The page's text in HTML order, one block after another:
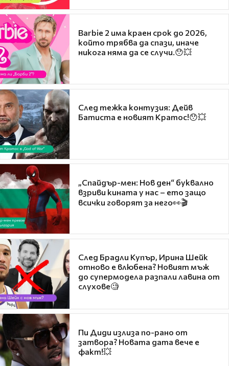
Barbie 2 има краен срок до 2026,
който трябва да спази, иначе
никога няма да се случи.😯💥
След тежка контузия: Дейв
Батиста е новият Кратос!😯💥
„Спайдър-мен: Нов ден“ буквално
взриви кината у нас – ето защо
всички говорят за него👀🎬
След Брадли Купър, Ирина Шейк
отново е влюбена? Новият мъж
до супермодела разпали лавина от
слухове🧐
Пи Диди излиза по-рано от
затвора? Новата дата вече е
факт!💥